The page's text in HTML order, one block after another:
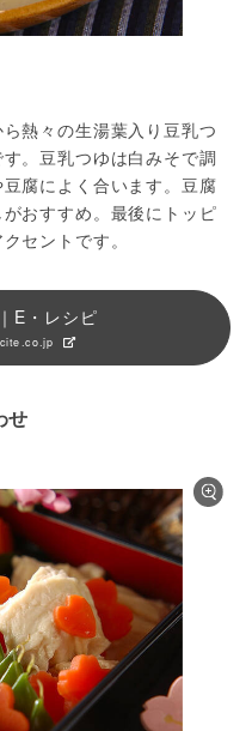
熱々の生湯葉入り豆乳つ
。豆乳つゆは白みそで調
腐によく合います。豆腐
おすすめ。最後にトッピ
セントです。
E・レシピ
せ